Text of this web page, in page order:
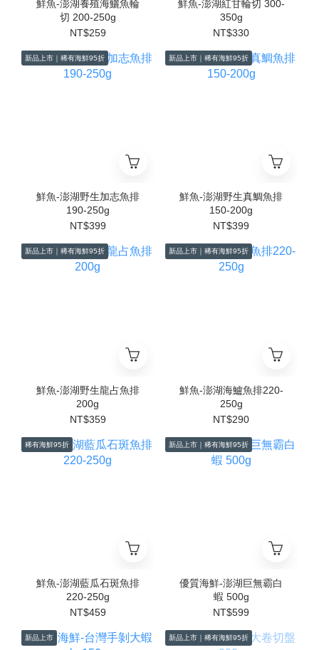
鮮魚-澎湖養殖海鱺魚輪
切 200-250g
NT$259
鮮魚-澎湖紅甘輪切 300-
350g
NT$330
新品上市｜稀有海鮮95折
鮮魚-澎湖野生加志魚排
190-250g
NT$399
新品上市｜稀有海鮮95折
鮮魚-澎湖野生真鯛魚排
150-200g
NT$399
新品上市｜稀有海鮮95折
鮮魚-澎湖野生龍占魚排
200g
NT$359
新品上市｜稀有海鮮95折
鮮魚-澎湖海鱸魚排220-
250g
NT$290
稀有海鮮95折
鮮魚-澎湖藍瓜石斑魚排
220-250g
NT$459
新品上市｜稀有海鮮95折
優質海鮮-澎湖巨無霸白
蝦 500g
NT$599
新品上市 新品上市｜稀有海鮮95折